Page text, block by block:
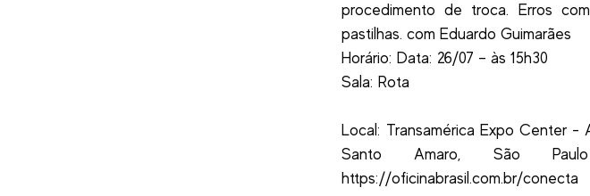
procedimento de troca. Erros
pastilhas. com Eduardo Guimarães
Horário: Data: 26/07 – às 15h30
Sala: Rota
Local: Transamérica Expo Center -
Santo Amaro, São
https://oficinabrasil.com.br/conecta